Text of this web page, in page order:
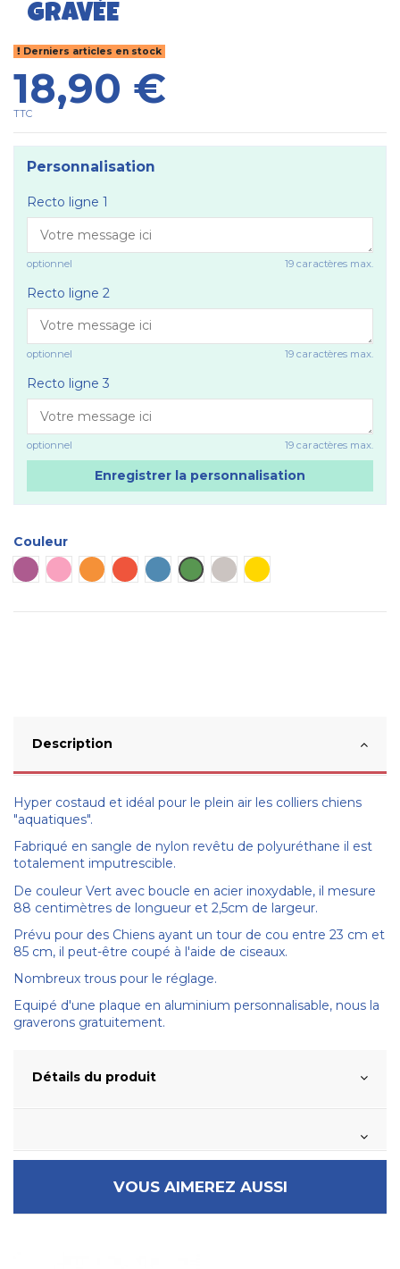
GRAVÉE
Derniers articles en stock
18,90 €
TTC
Personnalisation
Recto ligne 1
optionnel 19 caractères max.
Recto ligne 2
optionnel 19 caractères max.
Recto ligne 3
optionnel 19 caractères max.
Enregistrer la personnalisation
Couleur
Plaque violette
Plaque rosePlaque orange
Plaque rouge
Plaque bleue
Plaque verte
Plaque métalPlaque dorée
Description
Hyper costaud et idéal pour le plein air les colliers chiens
"aquatiques".
Fabriqué en sangle de nylon revêtu de polyuréthane il est
totalement imputrescible.
De couleur Vert avec boucle en acier inoxydable, il mesure
88 centimètres de longueur et 2,5cm de largeur.
Prévu pour des Chiens ayant un tour de cou entre 23 cm et
85 cm, il peut-être coupé à l'aide de ciseaux.
Nombreux trous pour le réglage.
Equipé d'une plaque en aluminium personnalisable, nous la
graverons gratuitement.
Détails du produit
VOUS AIMEREZ AUSSI